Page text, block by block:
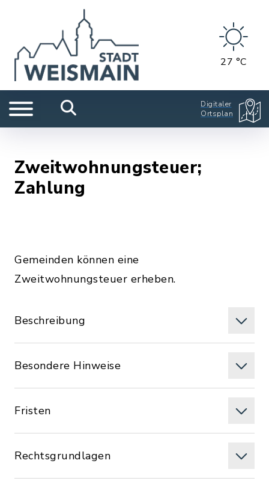
27 °C
Digitaler
Ortsplan
Zweitwohnungsteuer;
Zahlung
Gemeinden können eine
Zweitwohnungsteuer erheben.
Beschreibung
Besondere Hinweise
Fristen
Rechtsgrundlagen